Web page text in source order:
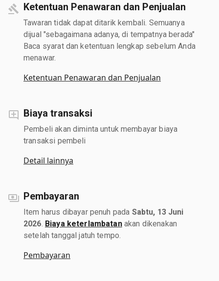
Ketentuan Penawaran dan Penjualan
Tawaran tidak dapat ditarik kembali. Semuanya
dijual "sebagaimana adanya, di tempatnya berada"
Baca syarat dan ketentuan lengkap sebelum Anda
menawar.
Ketentuan Penawaran dan Penjualan
Biaya transaksi
Pembeli akan diminta untuk membayar biaya
transaksi pembeli
Detail lainnya
Pembayaran
Item harus dibayar penuh pada Sabtu, 13 Juni
2026 Biaya keterlambatanakan dikenakan
setelah tanggal jatuh tempo.
Pembayaran